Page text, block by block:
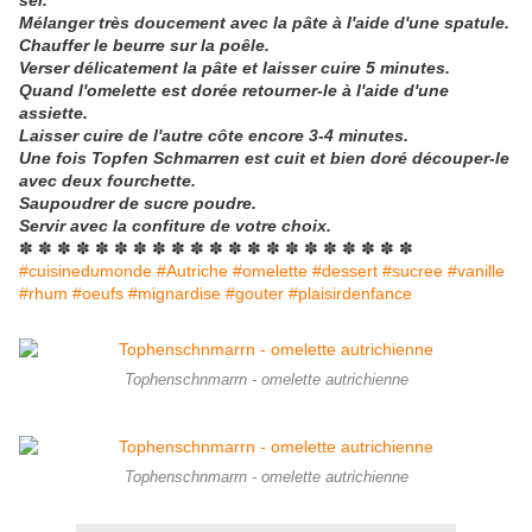
Mélanger très doucement avec la pâte à l'aide d'une spatule.
Chauffer le beurre sur la poêle.
Verser délicatement la pâte et laisser cuire 5 minutes.
Quand l'omelette est dorée retourner-le à l'aide d'une
assiette.
Laisser cuire de l'autre côte encore 3-4 minutes.
Une fois Topfen Schmarren est cuit et bien doré découper-le
avec deux fourchette.
Saupoudrer de sucre poudre.
Servir avec la confiture de votre choix.
✽ ✽ ✽ ✽ ✽ ✽ ✽ ✽ ✽ ✽ ✽ ✽ ✽ ✽ ✽ ✽ ✽ ✽ ✽ ✽ ✽
#cuisinedumonde #Autriche #omelette #dessert #sucree #vanille
#rhum #oeufs #mignardise #gouter #plaisirdenfance
Tophenschnmarrn - omelette autrichienne
Tophenschnmarrn - omelette autrichienne